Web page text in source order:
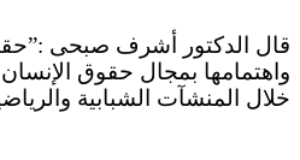
قال الدكتور أشرف صبحى :”حقوق
واهتمامها بمجال حقوق
خلال المنشآت الشبابية